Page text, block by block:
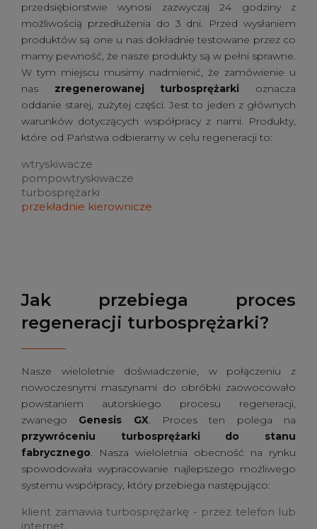
przedsiębiorstwie wynosi zazwyczaj 24 godziny z
możliwością przedłużenia do 3 dni. Przed wysłaniem
produktów są one u nas dokładnie testowane przez co
mamy pewność, że nasze produkty są w pełni sprawne.
W tym miejscu musimy nadmienić, że zamówienie u
nas zregenerowanej turbosprężarki oznacza
oddanie starej, zużytej części. Jest to jeden z głównych
warunków dotyczących współpracy z nami. Produkty,
które od Państwa odbieramy w celu regeneracji to:
wtryskiwacze
pompowtryskiwacze
turbosprężarki
przekładnie kierownicze
Jak przebiega proces
regeneracji turbosprężarki?
Nasze wieloletnie doświadczenie, w połączeniu z
nowoczesnymi maszynami do obróbki zaowocowało
powstaniem autorskiego procesu regeneracji,
zwanego Genesis GX. Proces ten polega na
przywróceniu turbosprężarki do stanu
fabrycznego. Nasza wieloletnia obecność na rynku
spowodowała wypracowanie najlepszego możliwego
systemu współpracy, który przebiega następująco:
klient zamawia turbosprężarkę - przez telefon lub
internet,